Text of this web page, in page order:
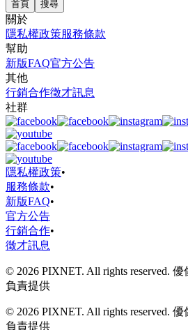
首頁 搜尋
關於
隱私權政策服務條款
幫助
新版FAQ官方公告
其他
行銷合作徵才訊息
社群
隱私權政策•
服務條款•
新版FAQ•
官方公告
行銷合作•
徵才訊息
© 2026 PIXNET. All rights reserved.
負責提供
© 2026 PIXNET. All rights reserved.
負責提供